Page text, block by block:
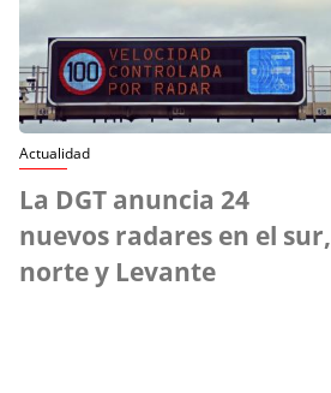
Actualidad
La DGT anuncia 24
nuevos radares en el sur,
norte y Levante